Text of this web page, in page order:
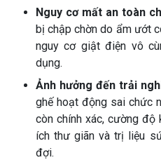
Nguy cơ mất an toàn
bị chập chờn do ẩm ướt
nguy cơ giật điện vô
dụng.
Ảnh hưởng đến trải
ghế hoạt động sai chức
còn chính xác, cường
ích thư giãn và trị liệu
đợi.